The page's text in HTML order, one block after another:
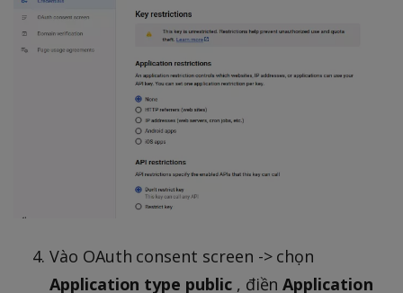
Vào OAuth consent screen -> chọn
Application type public, điềnApplication